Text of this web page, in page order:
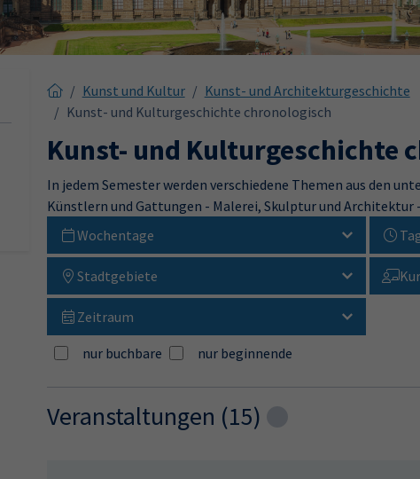
Kunst und Kultur
Kunst- und Architekturgeschichte
Kunst- und Kulturgeschichte chronologisch
Kunst- und Kulturgeschichte
In jedem Semester werden verschiedene Themen aus den
Künstlern und Gattungen - Malerei, Skulptur und
Wochentage
Stadtgebiete
Zeitraum
nur buchbare nur beginnende
Veranstaltungen (15)